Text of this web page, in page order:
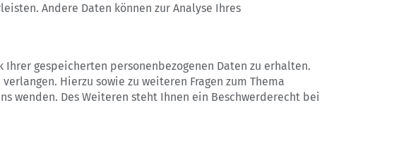
Andere Daten können zur Analyse Ihres
gespeicherten personenbezogenen Daten zu erhalten.
Hierzu sowie zu weiteren Fragen zum Thema
wenden. Des Weiteren steht Ihnen ein Beschwerderecht bei